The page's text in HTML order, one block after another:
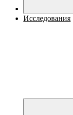
Исследования